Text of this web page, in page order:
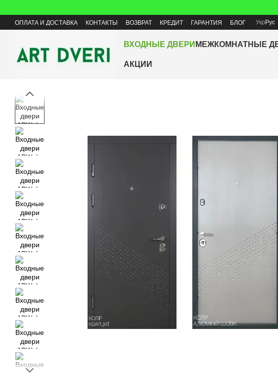
ОПЛАТА И ДОСТАВКА КОНТАКТЫ ВОЗВРАТ КРЕДИТ ГАРАНТИЯ БЛОГ Укр Рус
ВХОДНЫЕ ДВЕРИ МЕЖКОМНАТНЫЕ
АКЦИИ